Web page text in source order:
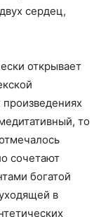
сердец,
открывает
то
сочетают
богатой
в